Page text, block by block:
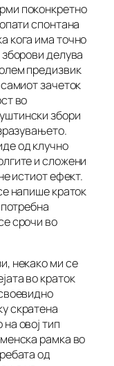
поконкретно
спонтана
кога има точно
делува
предизвик
зачеток
во
збори
од клучно
и сложени
истиот ефект.
напише краток
срочи во
некако ми се
во краток
скратена
овој тип
рамка во
од